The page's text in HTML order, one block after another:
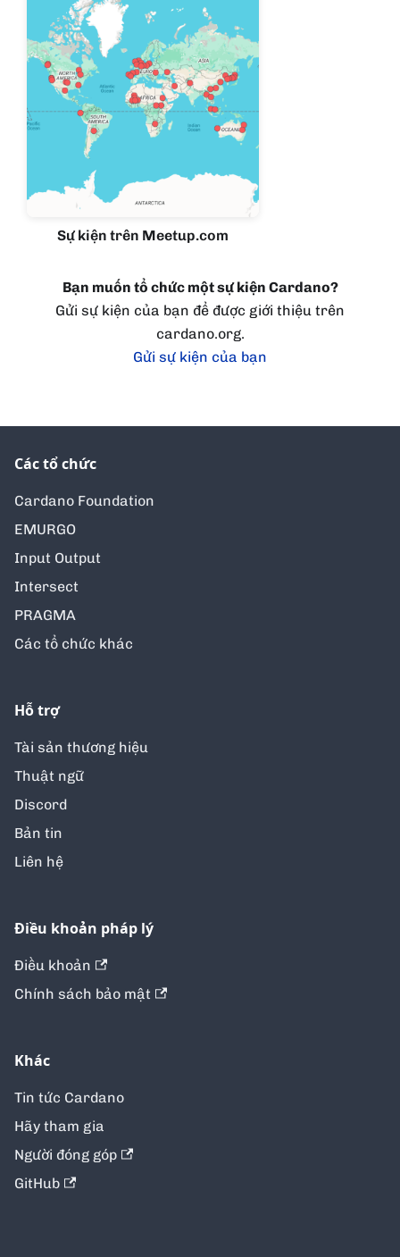
Sự kiện trên Meetup.com
Bạn muốn tổ chức một sự kiện Cardano?
Gửi sự kiện của bạn để được giới thiệu trên
cardano.org.
Gửi sự kiện của bạn
Các tổ chức
Cardano Foundation
EMURGO
Input Output
Intersect
PRAGMA
Các tổ chức khác
Hỗ trợ
Tài sản thương hiệu
Thuật ngữ
Discord
Bản tin
Liên hệ
Điều khoản pháp lý
Điều khoản
Chính sách bảo mật
Khác
Tin tức Cardano
Hãy tham gia
Người đóng góp
GitHub